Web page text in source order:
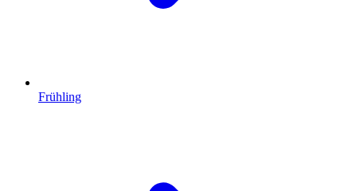
Frühling